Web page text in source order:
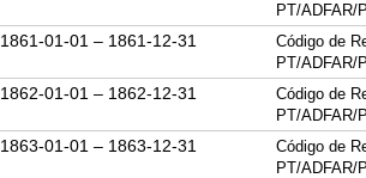
PT/ADFAR/
1861-01-01 – 1861-12-31
Código de
PT/ADFAR/
1862-01-01 – 1862-12-31
Código de
PT/ADFAR/
1863-01-01 – 1863-12-31
Código de
PT/ADFAR/